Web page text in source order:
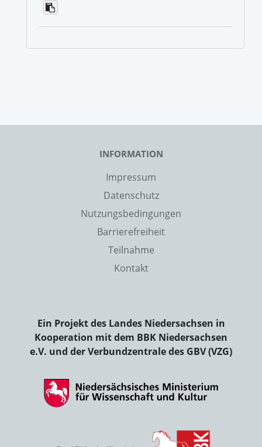
INFORMATION
Impressum
Datenschutz
Nutzungsbedingungen
Barrierefreiheit
Teilnahme
Kontakt
Ein Projekt des Landes Niedersachsen in
Kooperation mit dem BBK Niedersachsen
e.V. und der Verbundzentrale des GBV (VZG)